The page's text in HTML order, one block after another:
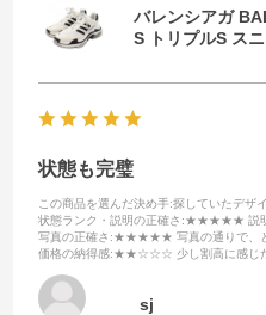
バレンシアガ
S トリプルS ス
状態も完璧
この商品を選んだ決め手:探していたデザ
状態ランク・説明の正確さ :★★★★★ 説明
写真の正確さ :★★★★★ 写真の通りで、と
価格の納得感:★★☆☆☆ 少し割高に感じ
sj